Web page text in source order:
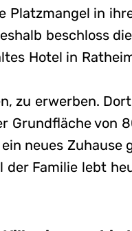
Platzmangel in
beschloss
Hotel in
zu erwerben.
Grundfläche von
neues Zuhause
der Familie lebt